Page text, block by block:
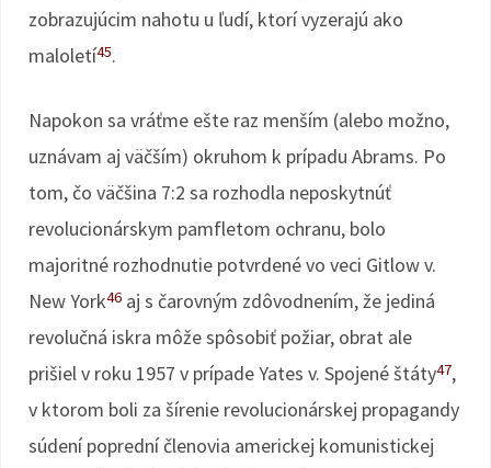
zobrazujúcim nahotu u ľudí, ktorí vyzerajú ako
maloletí45.
Napokon sa vráťme ešte raz menším (alebo možno,
uznávam aj väčším) okruhom k prípadu Abrams. Po
tom, čo väčšina 7:2 sa rozhodla neposkytnúť
revolucionárskym pamfletom ochranu, bolo
majoritné rozhodnutie potvrdené vo veci Gitlow v.
New York46 aj s čarovným zdôvodnením, že jediná
revolučná iskra môže spôsobiť požiar, obrat ale
prišiel v roku 1957 v prípade Yates v. Spojené štáty47,
v ktorom boli za šírenie revolucionárskej propagandy
súdení poprední členovia americkej komunistickej